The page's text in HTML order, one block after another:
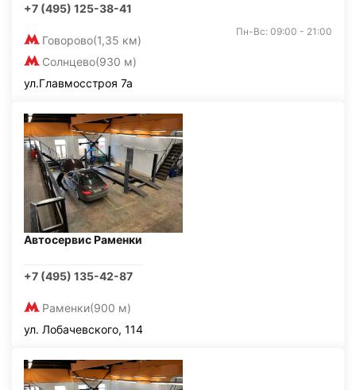
+7 (495) 125-38-41
Говорово(1,35 км)
Солнцево(930 м)
Пн-Вс: 09:00 - 21:00
ул.Главмосстроя 7а
Автосервис Раменки
+7 (495) 135-42-87
Раменки(900 м)
ул. Лобачевского, 114